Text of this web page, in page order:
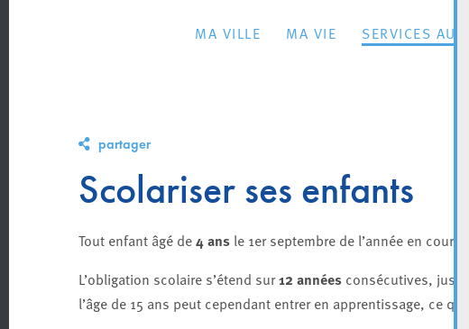
MA VILLE MA VIE SERVICES AU
partager
Scolariser ses enfants
Tout enfant âgé de4 ans le 1er septembre de l’année en cours
L’obligation scolaire s’étend sur12 années consécutives,
l’âge de 15 ans peut cependant entrer en apprentissage, ce